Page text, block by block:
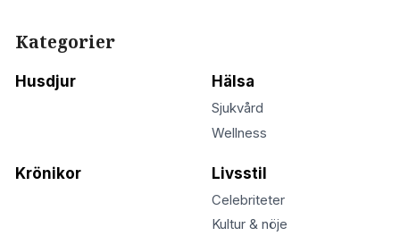
Kategorier
Husdjur Hälsa
Sjukvård
Wellness
Krönikor Livsstil
Celebriteter
Kultur & nöje